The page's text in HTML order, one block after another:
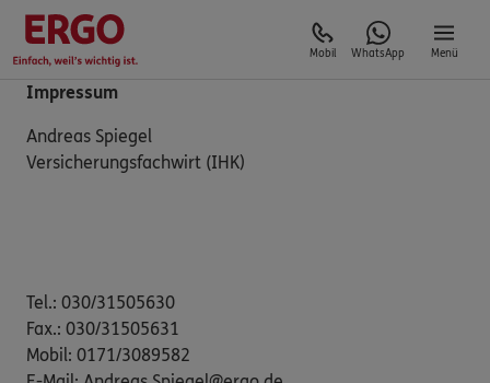
Mobil WhatsApp Menü
Impressum
Andreas Spiegel
Versicherungsfachwirt (IHK)
Tel.: 030/31505630
Fax.: 030/31505631
Mobil: 0171/3089582